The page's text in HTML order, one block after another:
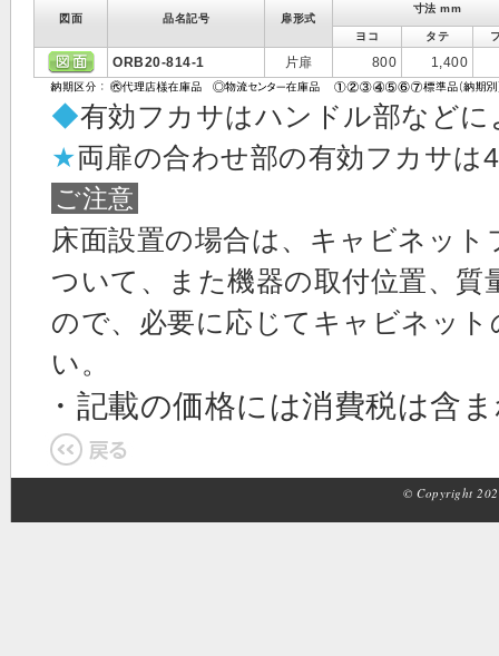
図面 品名記号 扉形式
寸法 mm
ヨコ タテ
ORB20-814-1 片扉 800 1,400
◆有効フカサはハンドル部など
★両扉の合わせ部の有効フカサは
ご注意
床面設置の場合は、キャビネッ
ついて、また機器の取付位置、
ので、必要に応じてキャビネッ
い。
・記載の価格には消費税は含
© Copyright